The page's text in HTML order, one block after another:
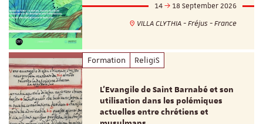
14
18 September 2026
VILLA CLYTHIA - Fréjus - France
Formation ReligiS
L’Evangile de Saint Barnabé et son
utilisation dans les polémiques
actuelles entre chrétiens et